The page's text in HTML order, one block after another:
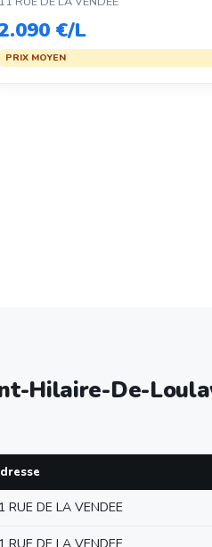
€/L
PRIX MOYEN
Hilaire-De-
RUE DE LA VENDEE